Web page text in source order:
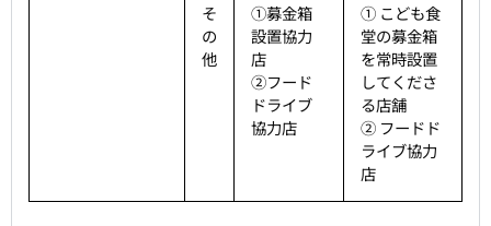
そ
の
他
①募金箱
設置協力
店
②フード
ドライブ
協力店
① こども食
堂の募金箱
を常時設置
してくださ
る店舗
② フードド
ライブ協力
店